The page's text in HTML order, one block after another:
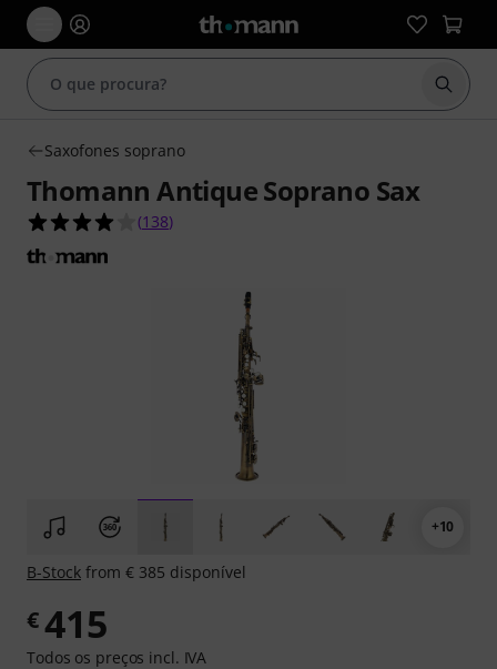
Iniciar
Saxofones soprano
Thomann Antique Soprano Sax
4.0 de 5 estrelas de 138 avaliações de clientes
(138)
+10
B-Stock from € 385 disponível
€415
Todos os preços incl. IVA